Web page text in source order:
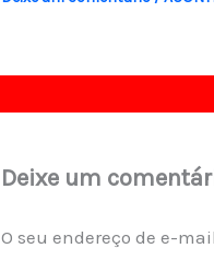
Deixe um
O seu endereço de e-